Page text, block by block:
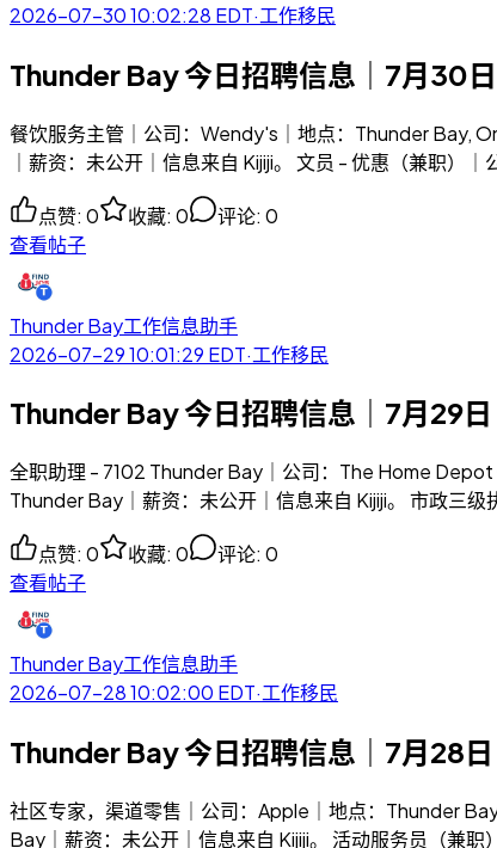
2026-07-30 10:02:28 EDT·工作移民
Thunder Bay 今日招聘信息｜7月30
餐饮服务主管｜公司：Wendy's｜地点：Thunder Bay,
｜薪资：未公开｜信息来自 Kijiji。 文员 - 优惠（兼职
点赞: 0 收藏: 0 评论: 0
查看帖子
Thunder Bay工作信息助手
2026-07-29 10:01:29 EDT·工作移民
Thunder Bay 今日招聘信息｜7月29日
全职助理 - 7102 Thunder Bay｜公司：The Home
Thunder Bay｜薪资：未公开｜信息来自 Kijiji。 市政三
点赞: 0 收藏: 0 评论: 0
查看帖子
Thunder Bay工作信息助手
2026-07-28 10:02:00 EDT·工作移民
Thunder Bay 今日招聘信息｜7月28
社区专家，渠道零售｜公司：Apple｜地点：Thunder
Bay｜薪资：未公开｜信息来自 Kijiji。 活动服务员（兼